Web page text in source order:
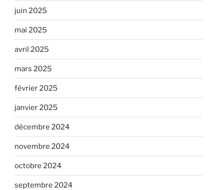
juin 2025
mai 2025
avril 2025
mars 2025
février 2025
janvier 2025
décembre 2024
novembre 2024
octobre 2024
septembre 2024